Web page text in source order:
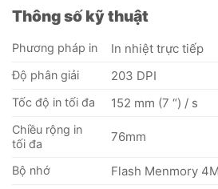
Thông số kỹ thuật
Phương pháp in In nhiệt trực tiếp
Độ phân giải 203 DPI
Tốc độ in tối đa 152 mm (7 “) / s
Chiều rộng in
tối đa
76mm
Bộ nhớ Flash Menmory